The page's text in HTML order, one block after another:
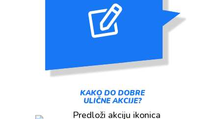
KAKO DO DOBRE
ULIČNE AKCIJE?